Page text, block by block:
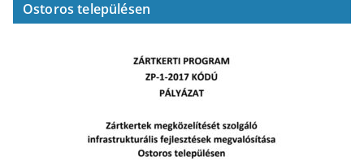
Ostoros településen